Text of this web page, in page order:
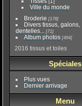
Ville du monde
Broderie [178]
Divers tissus, galons,
dentelles...
[71]
Album photos [494]
2016 tissus et toiles
Spéciales
Plus vues
Dernier arrivage
Menu